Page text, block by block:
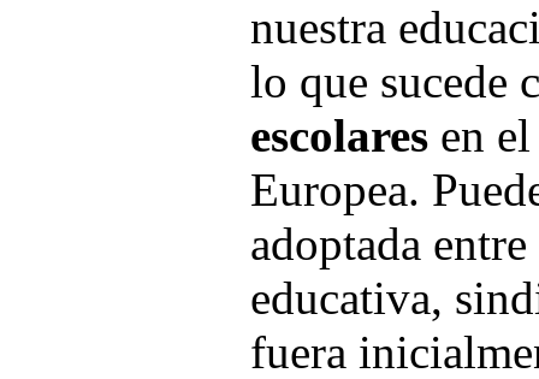
nuestra
lo que sucede
escolares en
Europea.
adoptada
educativa,
fuera